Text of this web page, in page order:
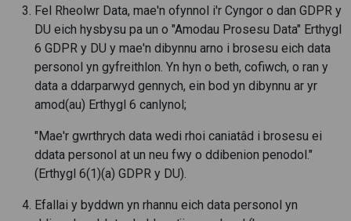
Fel Rheolwr Data, mae'n ofynnol i'r Cyngor o dan GDPR y
DU eich hysbysu pa un o "Amodau Prosesu Data" Erthygl
6 GDPR y DU y mae'n dibynnu arno i brosesu eich data
personol yn gyfreithlon. Yn hyn o beth, cofiwch, o ran y
data a ddarparwyd gennych, ein bod yn dibynnu ar yr
amod(au) Erthygl 6 canlynol;
"Mae'r gwrthrych data wedi rhoi caniatâd i brosesu ei
ddata personol at un neu fwy o ddibenion penodol."
(Erthygl 6(1)(a) GDPR y DU).
Efallai y byddwn yn rhannu eich data personol yn